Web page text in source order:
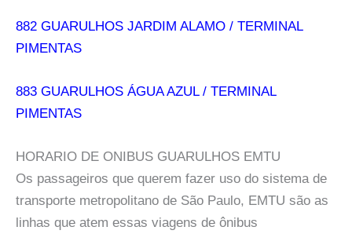
882 GUARULHOS JARDIM ALAMO / TERMINAL
PIMENTAS
883 GUARULHOS ÁGUA AZUL / TERMINAL
PIMENTAS
HORARIO DE ONIBUS GUARULHOS EMTU
Os passageiros que querem fazer uso do sistema de
transporte metropolitano de São Paulo, EMTU são as
linhas que atem essas viagens de ônibus